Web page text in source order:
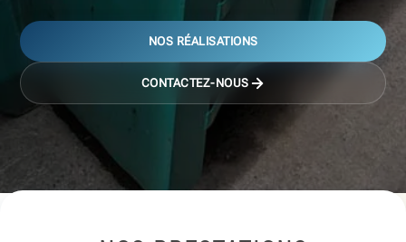
NOS RÉALISATIONS
CONTACTEZ-NOUS